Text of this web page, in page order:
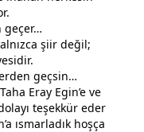
geçer…
şiir değil;
geçsin…
Eray Egin’e ve
teşekkür eder
’a ısmarladık hoşça